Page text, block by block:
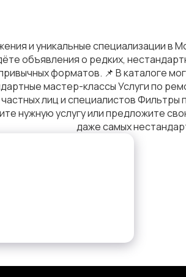
и уникальные специализации
объявления о редких,
форматов. 📌 В каталоге
мастер-классы Услуги по
лиц и специалистов Фильтры
нужную услугу или предложите
даже самых